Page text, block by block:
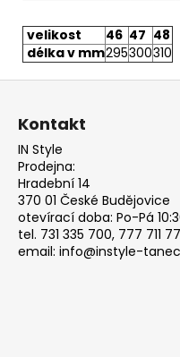
velikost 46 47 48
délka v mm295300310
Z
Kontakt
IN Style
Prodejna:
Hradební 14
370 01 České Budějovice
otevírací doba: Po-Pá
tel. 731 335 700, 777 711
email: info@instyle-